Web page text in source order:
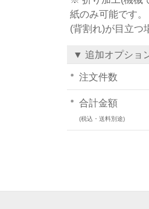
紙のみ可能です
(背割れ)が目立つ
▼ 追加オプショ
注文件数
合計金額
(税込・送料別途)